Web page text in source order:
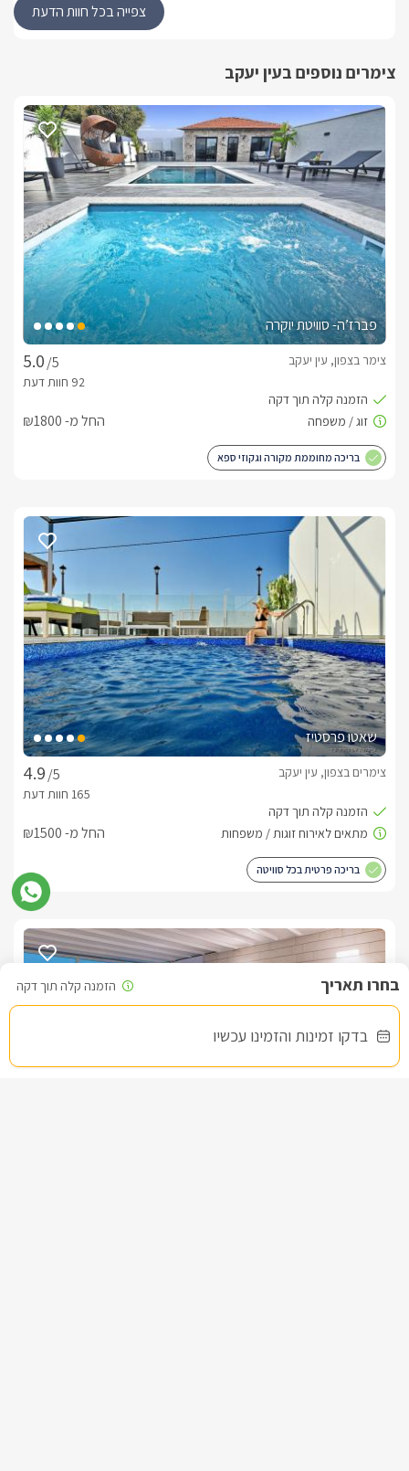
בדקו זמינות והזמינו עכשיו
במתחם החוץ תוכלו ליהנות מנוף של הרי ויערות הגליל הנשקף
מבט פנים
סוויטת פאר משגעת, בעלת עיצוב עשיר, ריהוט מלכותי ואווירה
LCD חדשני עם טכנולוגיית SMART TV, מטבח גדול ומאובזר
קומפלט, פינת ישיבה מלכותית, חדר רחצה זוגי הכולל כיור זוגי
ומקלחון ראש גשם כפול וחדר ילדים נפרד ומאובזר היטב.במתחם
החוץ הפרטי תיהנו מבריכת שחייה בנויה(מחוממת ומקורה
בחורף) בעלת רצפת פסיפס וחלוקי נחל, מיטות שיזוף, מסך LCD,
פינות ישיבה, פינת ברביקיו עם כיור עבודה צמוד וג'קוזי ספא מקצועי
היושב על קו הנוף.
כלול באירוח
בקבוק יין משובח, קפסולות, חלב, עוגיות פריכות, שוקולדים
ריחניים.עיסוייםבתוספת תשלום תוכלו ליהנות מטיפולי ספא מפנקים
על שפת הבריכה או ברחבת הסוויטה לבחירתכם.
בתיאום מראש תוכלו ליהנות מארוחת בוקר עשירה ומפנקת
ומארוחות שף מגוונות היוגשו אליכם ישירות לסוויטה.
לצפייה במדיניות ותנאי הזמנה - לחצו כאן
לידיעתכם, הפרטים המוצגים באתר: התפוסה המחירים והמבצעים
מעודכנים ומאומתים. תוכלו לבדוק ולבצע הזמנה באהבה רבה ♥
לפרטים נוספים או שאלות אנחנו פה לשירותכם
בברכה, רינה -052-9171892
צפייה בכל חוות הדעת
צימרים נוספים בעין יעקב
פברז’ה- סוויטת יוקרה
/5
צימר בצפון, עין יעקב
החל מ- ₪1800
בריכה מחוממת מקורה וגקוזי ספא
שאטו פרסטיז
/5
צימרים בצפון, עין יעקב
החל מ- ₪1500
בריכה פרטית בכל סוויטה